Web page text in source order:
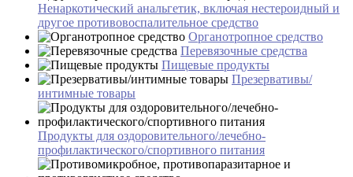
Ненаркотический анальгетик, включая нестероидный и
другое противовоспалительное средство
Органотропное средство
Перевязочные средства
Пищевые продукты
Презервативы/
интимные товары
Продукты для оздоровительного/лечебно-
профилактического/спортивного питания